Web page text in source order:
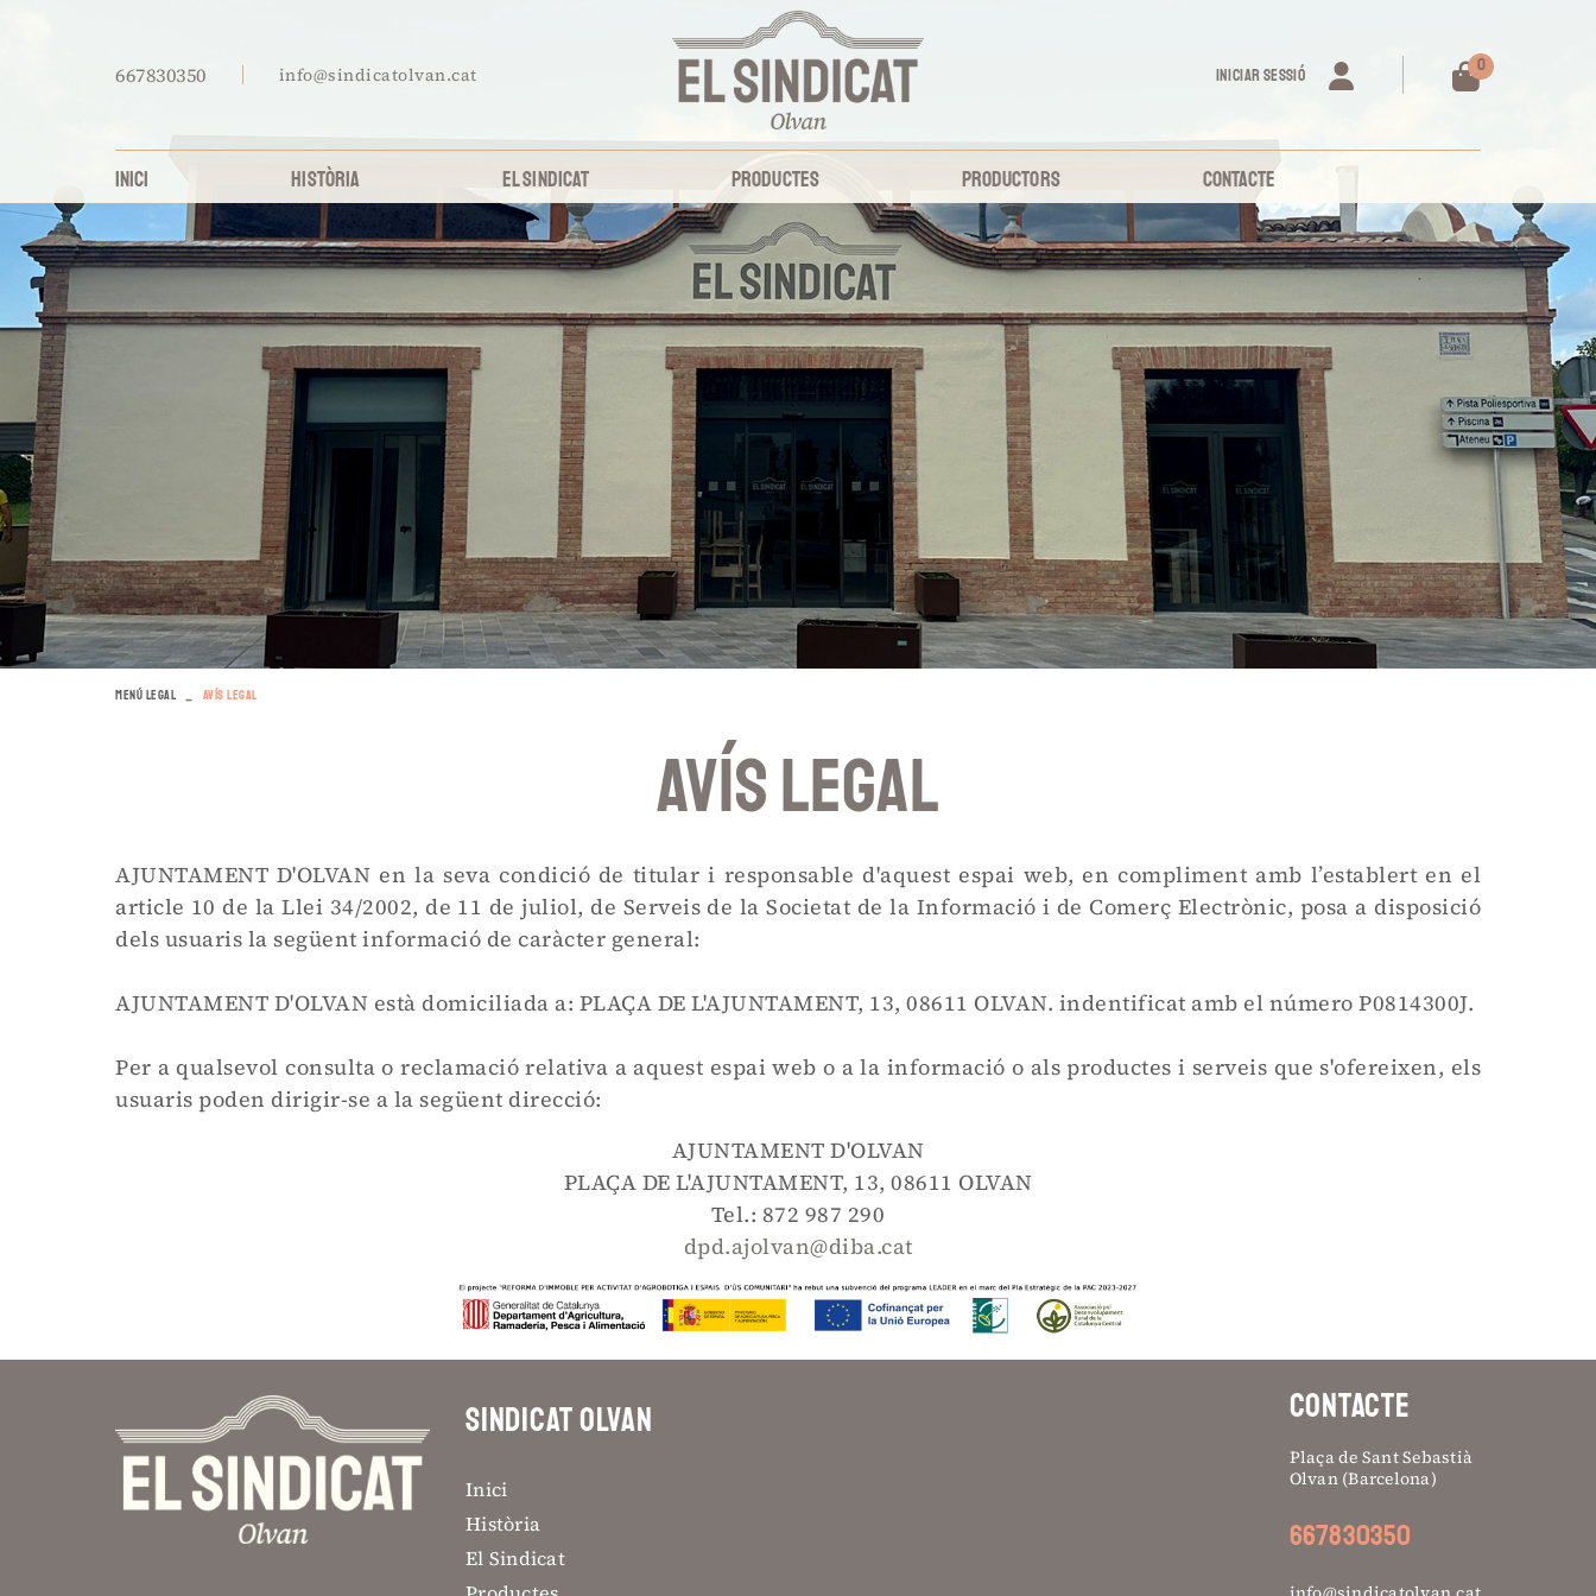
667830350 info@sindicatolvan.cat INICIAR SESSIÓ
0
INICI HISTÒRIA EL SINDICAT
Agrobotiga
PRODUCTES PRODUCTORS CONTACTE
MENÚ LEGAL AVÍS LEGAL
AVÍS LEGAL
AJUNTAMENT D'OLVAN en la seva condició de titular i responsable d'aquest espai web, en compliment amb l’establert en el
article 10 de la Llei 34/2002, de 11 de juliol, de Serveis de la Societat de la Informació i de Comerç Electrònic, posa a disposició
dels usuaris la següent informació de caràcter general:
AJUNTAMENT D'OLVAN està domiciliada a: PLAÇA DE L'AJUNTAMENT, 13, 08611 OLVAN. indentificat amb el número P0814300J.
Per a qualsevol consulta o reclamació relativa a aquest espai web o a la informació o als productes i serveis que s'ofereixen, els
usuaris poden dirigir-se a la següent direcció:
AJUNTAMENT D'OLVAN
PLAÇA DE L'AJUNTAMENT, 13, 08611 OLVAN
Tel.: 872 987 290
dpd.ajolvan@diba.cat
SINDICAT OLVAN
Inici
Història
El Sindicat
CONTACTE
Plaça de Sant Sebastià
Olvan (Barcelona)
667830350